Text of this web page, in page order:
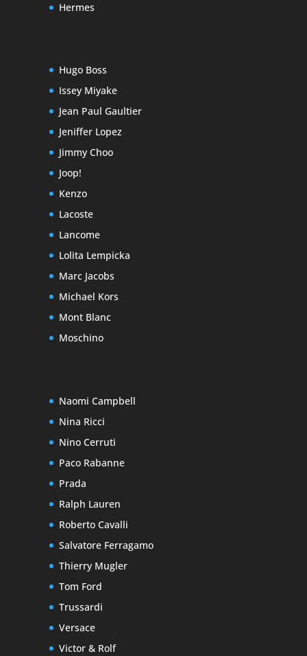
Hermes
Hugo Boss
Issey Miyake
Jean Paul Gaultier
Jeniffer Lopez
Jimmy Choo
Joop!
Kenzo
Lacoste
Lancome
Lolita Lempicka
Marc Jacobs
Michael Kors
Mont Blanc
Moschino
Naomi Campbell
Nina Ricci
Nino Cerruti
Paco Rabanne
Prada
Ralph Lauren
Roberto Cavalli
Salvatore Ferragamo
Thierry Mugler
Tom Ford
Trussardi
Versace
Victor & Rolf